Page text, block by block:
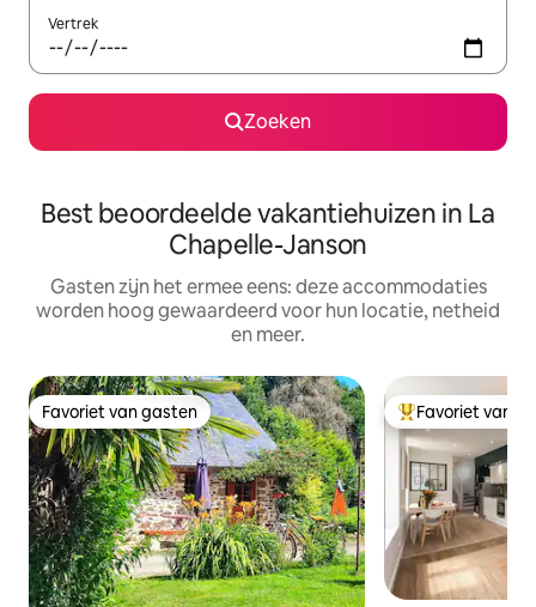
Vertrek
Zoeken
Best beoordeelde vakantiehuizen in La
Chapelle-Janson
Gasten zijn het ermee eens: deze accommodaties
worden hoog gewaardeerd voor hun locatie, netheid
en meer.
Favoriet van gasten
Favoriet van gasten Topfavoriet van
Favoriet van